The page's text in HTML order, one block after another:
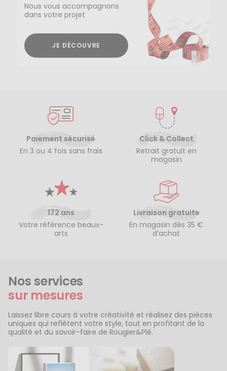
Nous vous accompagnons
dans votre projet
JE DÉCOUVRE
Paiement sécurisé
En 3 ou 4 fois sans frais
Click & Collect
Retrait gratuit en
magasin
172 ans
Votre référence beaux-
arts
Livraison gratuite
En magasin dès 35 €
d’achat
Nos services
sur mesures
Laissez libre cours à votre créativité et réalisez des pièces
uniques qui reflètent votre style, tout en profitant de la
qualité et du savoir-faire de Rougier&Plé.